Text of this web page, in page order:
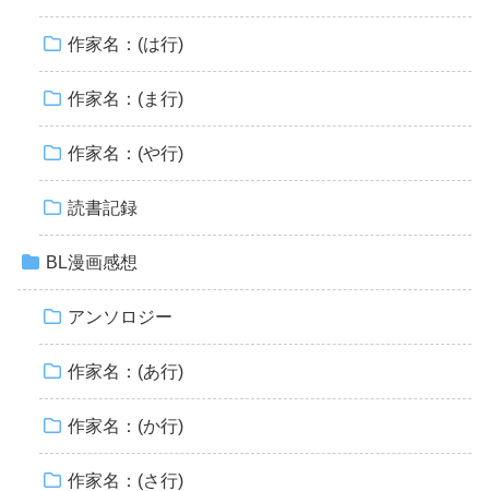
作家名：(は行)
作家名：(ま行)
作家名：(や行)
読書記録
BL漫画感想
アンソロジー
作家名：(あ行)
作家名：(か行)
作家名：(さ行)